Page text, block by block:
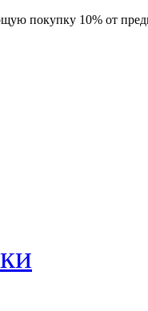
покупку 10% от